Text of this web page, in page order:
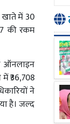
में 30
की रकम
ऑनलाइन
₹36,708
ने
है। जल्द